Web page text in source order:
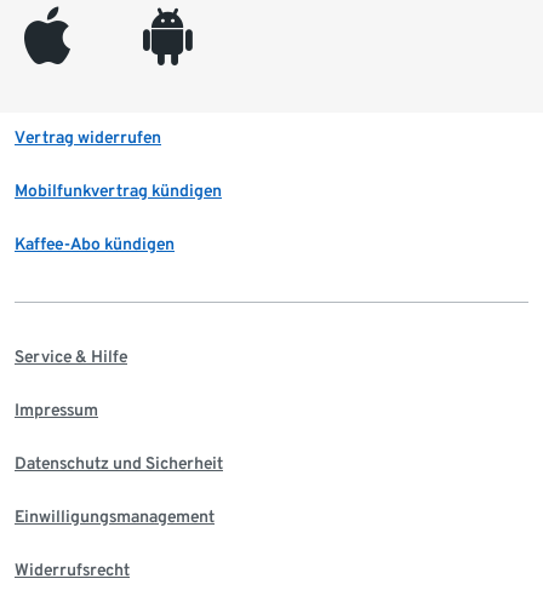
appleinc android
Vertrag widerrufen
Mobilfunkvertrag kündigen
Kaffee-Abo kündigen
Service & Hilfe
Impressum
Datenschutz und Sicherheit
Einwilligungsmanagement
Widerrufsrecht